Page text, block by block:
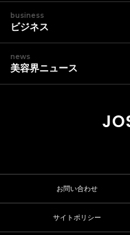
business
ビジネス
news
美容界ニュース
お問い合わせ
サイトポリシー